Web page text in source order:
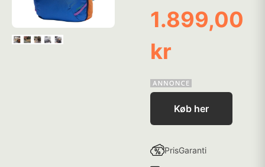
1.899,00
kr
Køb her
PrisGaranti